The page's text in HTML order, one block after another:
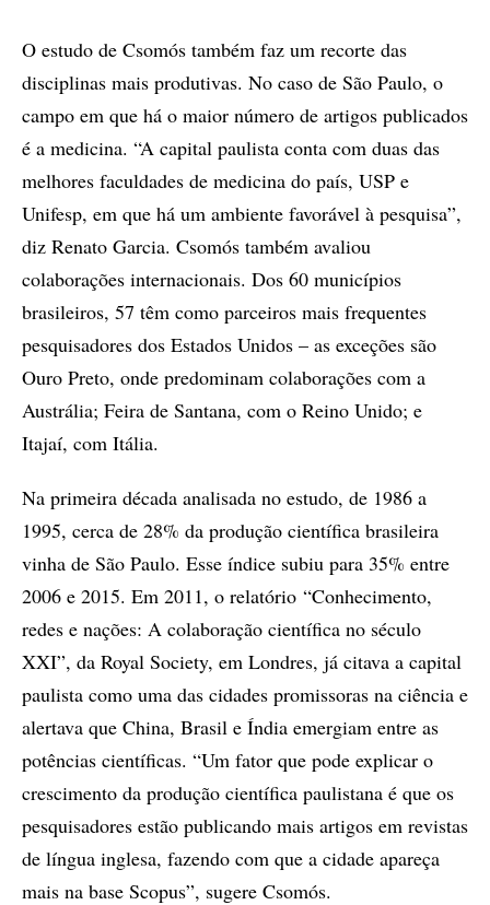
O estudo de Csomós também faz um recorte das
disciplinas mais produtivas. No caso de São Paulo, o
campo em que há o maior número de artigos publicados
é a medicina. “A capital paulista conta com duas das
melhores faculdades de medicina do país, USP e
Unifesp, em que há um ambiente favorável à pesquisa”,
diz Renato Garcia. Csomós também avaliou
colaborações internacionais. Dos 60 municípios
brasileiros, 57 têm como parceiros mais frequentes
pesquisadores dos Estados Unidos – as exceções são
Ouro Preto, onde predominam colaborações com a
Austrália; Feira de Santana, com o Reino Unido; e
Itajaí, com Itália.
Na primeira década analisada no estudo, de 1986 a
1995, cerca de 28% da produção científica brasileira
vinha de São Paulo. Esse índice subiu para 35% entre
2006 e 2015. Em 2011, o relatório “Conhecimento,
redes e nações: A colaboração científica no século
XXI”, da Royal Society, em Londres, já citava a capital
paulista como uma das cidades promissoras na ciência e
alertava que China, Brasil e Índia emergiam entre as
potências científicas. “Um fator que pode explicar o
crescimento da produção científica paulistana é que os
pesquisadores estão publicando mais artigos em revistas
de língua inglesa, fazendo com que a cidade apareça
mais na base Scopus”, sugere Csomós.